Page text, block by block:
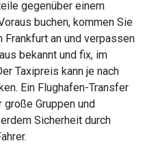
gegenüber einem
buchen, kommen Sie
Frankfurt an und verpassen
bekannt und fix, im
Taxipreis kann je nach
Ein Flughafen-Transfer
Gruppen und
Sicherheit durch